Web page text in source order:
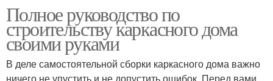
Полное руководство по
строительству каркасного дома
своими руками
В деле самостоятельной сборки каркасного дома важно